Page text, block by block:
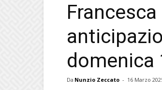
domenica
Da Nunzio Zeccato - 16 Marzo